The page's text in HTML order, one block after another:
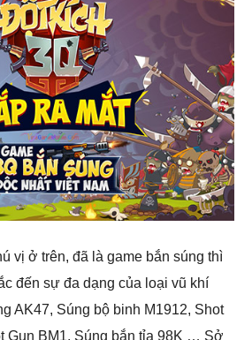
vị ở trên, đã là game bắn súng thì
đến sự đa dạng của loại vũ khí
AK47, Súng bộ binh M1912, Shot
Gun BM1, Súng bắn tỉa 98K … Sở